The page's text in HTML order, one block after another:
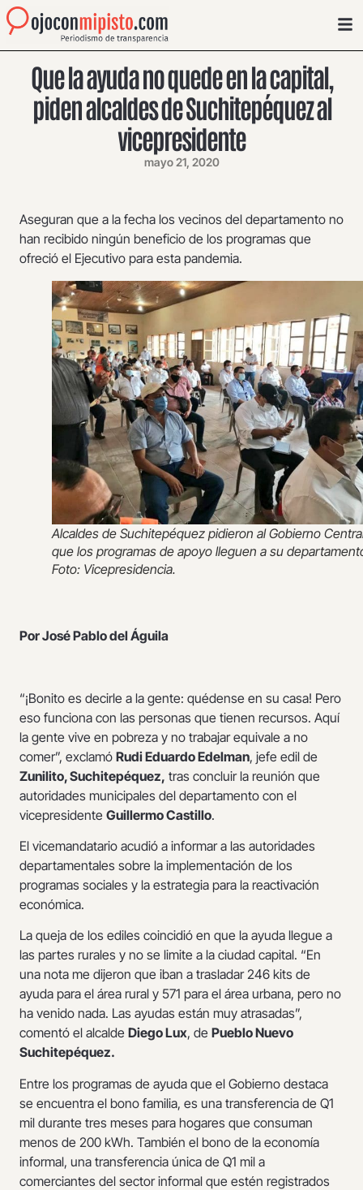
Que la ayuda no quede en la capital,
piden alcaldes de Suchitepéquez al
vicepresidente
mayo 21, 2020
Aseguran que a la fecha los vecinos del departamento no
han recibido ningún beneficio de los programas que
ofreció el Ejecutivo para esta pandemia.
Alcaldes de Suchitepéquez pidieron al Gobierno
que los programas de apoyo lleguen a su
Foto: Vicepresidencia.
Por José Pablo del Águila
“¡Bonito es decirle a la gente: quédense en su casa! Pero
eso funciona con las personas que tienen recursos. Aquí
la gente vive en pobreza y no trabajar equivale a no
comer”, exclamó Rudi Eduardo Edelman, jefe edil de
Zunilito, Suchitepéquez, tras concluir la reunión que
autoridades municipales del departamento con el
vicepresidente Guillermo Castillo.
El vicemandatario acudió a informar a las autoridades
departamentales sobre la implementación de los
programas sociales y la estrategia para la reactivación
económica.
La queja de los ediles coincidió en que la ayuda llegue a
las partes rurales y no se limite a la ciudad capital. “En
una nota me dijeron que iban a trasladar 246 kits de
ayuda para el área rural y 571 para el área urbana, pero no
ha venido nada. Las ayudas están muy atrasadas”,
comentó el alcalde Diego Lux, de Pueblo Nuevo
Suchitepéquez.
Entre los programas de ayuda que el Gobierno destaca
se encuentra el bono familia, es una transferencia de Q1
mil durante tres meses para hogares que consuman
menos de 200 kWh. También el bono de la economía
informal, una transferencia única de Q1 mil a
comerciantes del sector informal que estén registrados